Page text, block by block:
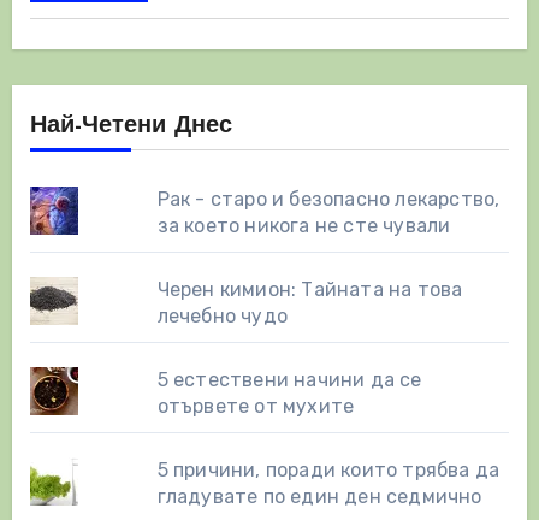
Най-Четени Днес
Рак - старо и безопасно лекарство,
за което никога не сте чували
Черен кимион: Тайната на това
лечебно чудо
5 естествени начини да се
отървете от мухите
5 причини, поради които трябва да
гладувате по един ден седмично